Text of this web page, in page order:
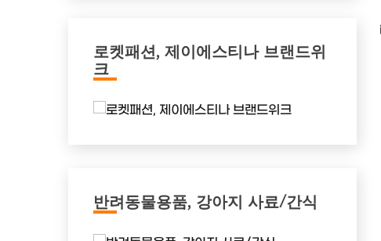
로켓패션, 제이에스티나 브랜드위
크
반려동물용품, 강아지 사료/간식